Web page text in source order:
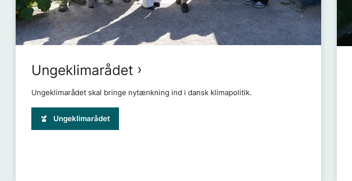
Ungeklimarådet
Ungeklimarådet skal bringe nytænkning ind i dansk klimapolitik.
Ungeklimarådet